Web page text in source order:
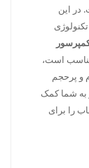
در این
است،
و پرحجم
به شما کمک
را برای